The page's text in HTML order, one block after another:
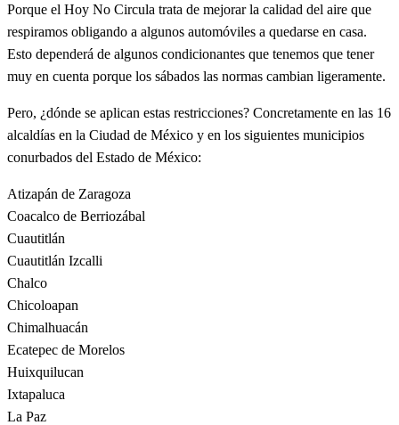
Porque el Hoy No Circula trata de mejorar la calidad del aire que
respiramos obligando a algunos automóviles a quedarse en casa.
Esto dependerá de algunos condicionantes que tenemos que tener
muy en cuenta porque los sábados las normas cambian ligeramente.
Pero, ¿dónde se aplican estas restricciones? Concretamente en las 16
alcaldías en la Ciudad de México y en los siguientes municipios
conurbados del Estado de México:
Atizapán de Zaragoza
Coacalco de Berriozábal
Cuautitlán
Cuautitlán Izcalli
Chalco
Chicoloapan
Chimalhuacán
Ecatepec de Morelos
Huixquilucan
Ixtapaluca
La Paz